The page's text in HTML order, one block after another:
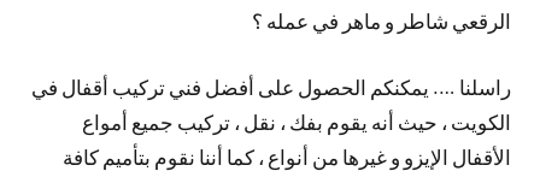
الرقعي شاطر و ماهر في عمله ؟
راسلنا …. يمكنكم الحصول على أفضل فني تركيب أقفال في
الكويت ، حيث أنه يقوم بفك ، نقل ، تركيب جميع أمواع
الأقفال الإيزو و غيرها من أنواع ، كما أننا نقوم بتأميم كافة